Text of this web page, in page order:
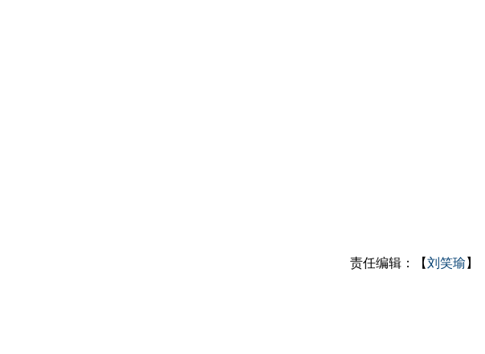
责任编辑：【刘笑瑜 】